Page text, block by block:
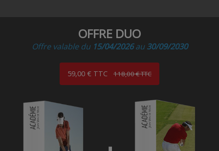
OFFRE DUO
Offre valable du 15/04/2026au 30/09/2030
59,00 € TTC 118,00 € TTC